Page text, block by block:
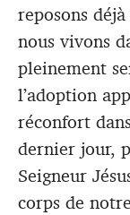
reposons
nous vivons
pleinement
l’adoption
réconfort
dernier jour,
Seigneur
corps de